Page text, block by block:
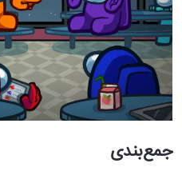
جمع‌بندی